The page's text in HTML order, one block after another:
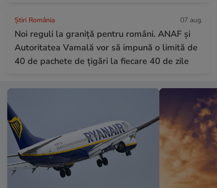
Știri România 07 aug.
Noi reguli la graniță pentru români. ANAF și
Autoritatea Vamală vor să impună o limită de
40 de pachete de țigări la fiecare 40 de zile